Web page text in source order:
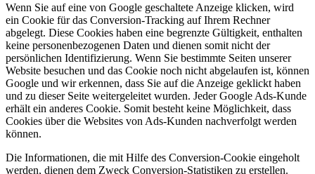
Wenn Sie auf eine von Google geschaltete Anzeige klicken, wird
ein Cookie für das Conversion-Tracking auf Ihrem Rechner
abgelegt. Diese Cookies haben eine begrenzte Gültigkeit, enthalten
keine personenbezogenen Daten und dienen somit nicht der
persönlichen Identifizierung. Wenn Sie bestimmte Seiten unserer
Website besuchen und das Cookie noch nicht abgelaufen ist, können
Google und wir erkennen, dass Sie auf die Anzeige geklickt haben
und zu dieser Seite weitergeleitet wurden. Jeder Google Ads-Kunde
erhält ein anderes Cookie. Somit besteht keine Möglichkeit, dass
Cookies über die Websites von Ads-Kunden nachverfolgt werden
können.
Die Informationen, die mit Hilfe des Conversion-Cookie eingeholt
werden, dienen dem Zweck Conversion-Statistiken zu erstellen.